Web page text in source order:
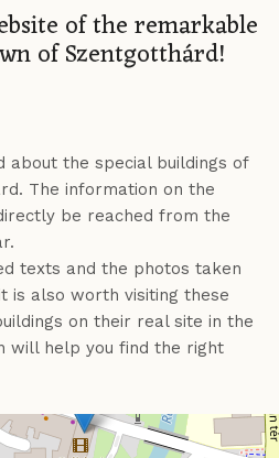
of the remarkable
of Szentgotthárd!
about the special buildings of
The information on the
be reached from the
texts and the photos taken
is also worth visiting these
on their real site in the
will help you find the right